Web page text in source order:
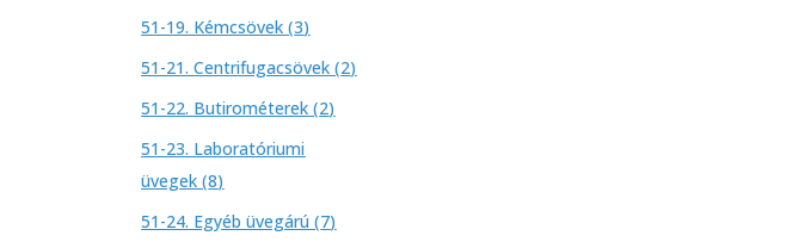
51-19. Kémcsövek 33
termék
51-21. Centrifugacsövek 22
51-22. Butirométerek 22
51-23. Laboratóriumi
üvegek 88
termék
51-24. Egyéb üvegárú 77